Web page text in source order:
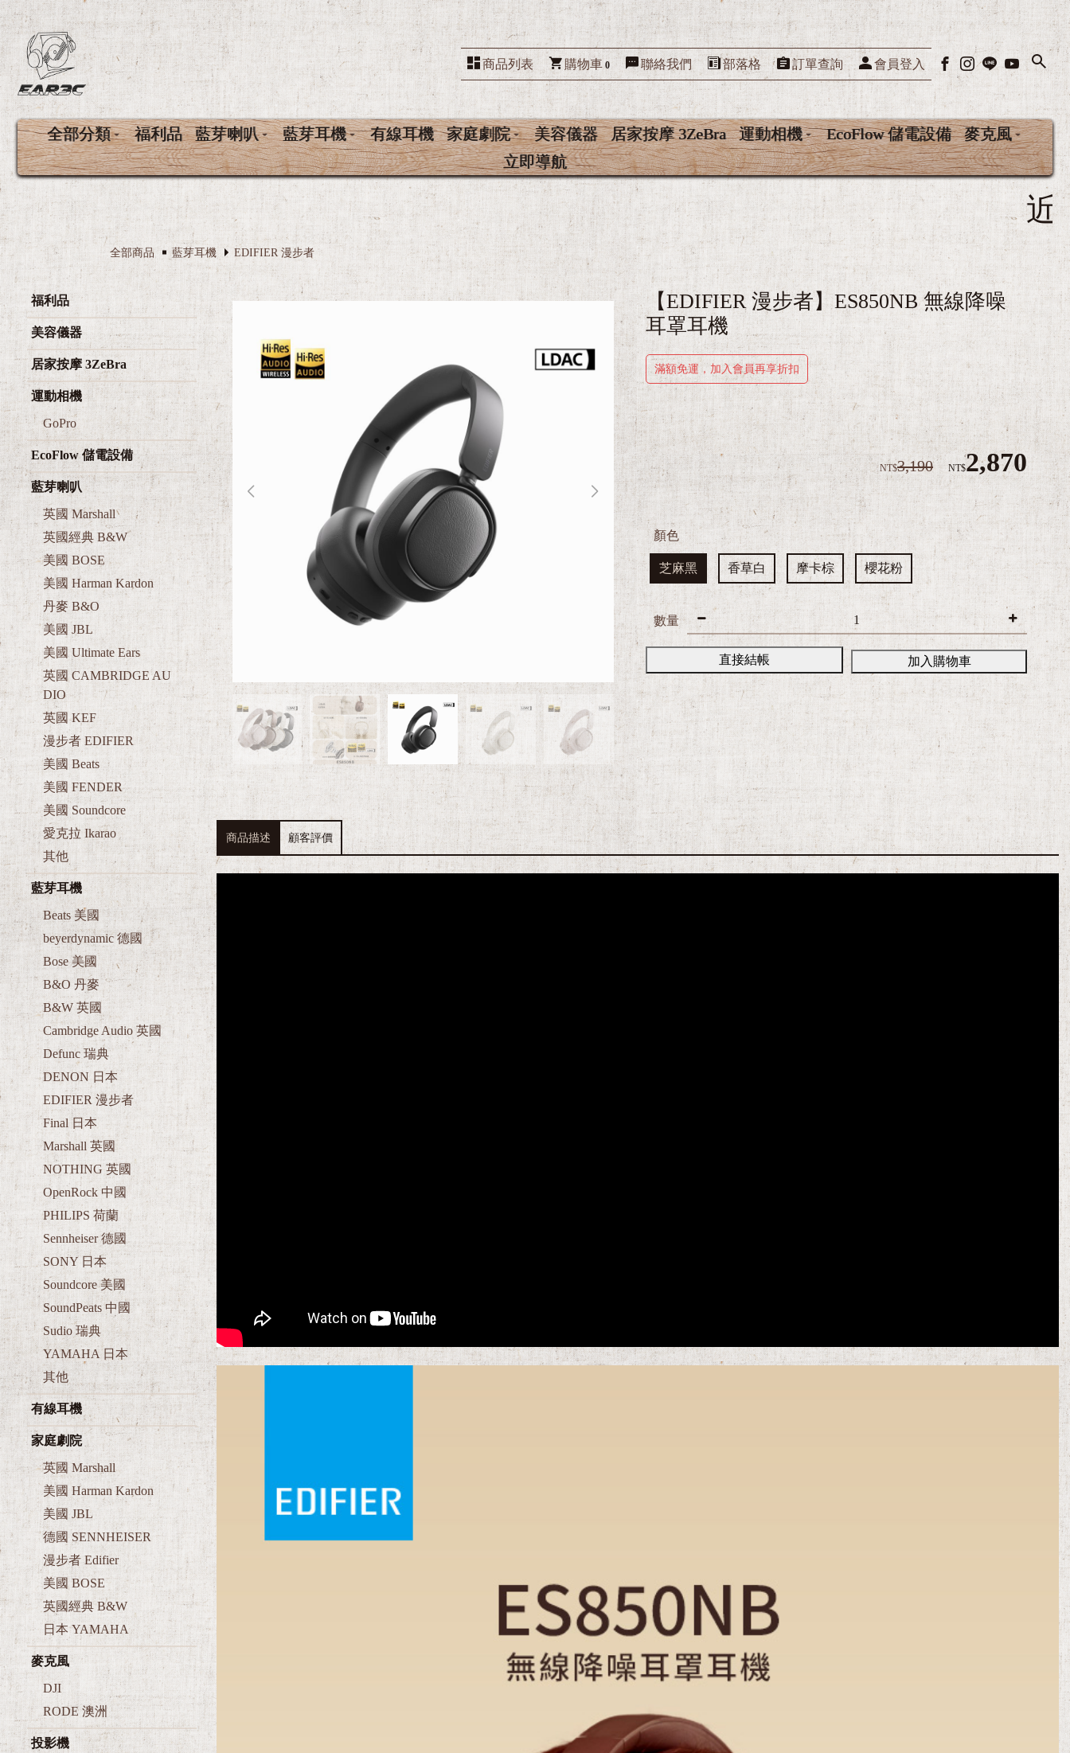
商品列表 購物車 0 聯絡我們 部落格 訂單查詢 會員登入
全部分類 福利品 藍芽喇叭 藍芽耳機 有線耳機 家庭劇院 美容儀器 居家按摩 3ZeBra 運動相機 EcoFlow 儲電設備
麥克風
立即導航
近百種藍芽耳
全部商品 藍芽耳機 EDIFIER 漫步者
福利品
美容儀器
居家按摩 3ZeBra
運動相機
GoPro
EcoFlow 儲電設備
藍芽喇叭
英國 Marshall
英國經典 B&W
美國 BOSE
美國 Harman Kardon
丹麥 B&O
美國 JBL
美國 Ultimate Ears
英國 CAMBRIDGE AU
DIO
英國 KEF
漫步者 EDIFIER
美國 Beats
美國 FENDER
美國 Soundcore
愛克拉 Ikarao
其他
藍芽耳機
Beats 美國
beyerdynamic 德國
Bose 美國
B&O 丹麥
B&W 英國
Cambridge Audio 英國
Defunc 瑞典
DENON 日本
EDIFIER 漫步者
Final 日本
Marshall 英國
NOTHING 英國
OpenRock 中國
PHILIPS 荷蘭
Sennheiser 德國
SONY 日本
Soundcore 美國
SoundPeats 中國
Sudio 瑞典
YAMAHA 日本
其他
有線耳機
家庭劇院
英國 Marshall
美國 Harman Kardon
美國 JBL
德國 SENNHEISER
漫步者 Edifier
美國 BOSE
英國經典 B&W
日本 YAMAHA
麥克風
DJI
RODE 澳洲
投影機
【EDIFIER 漫步者】ES850NB 無線降噪
耳罩耳機
滿額免運，加入會員再享折扣
NT$3,190 NT$2,870
顏色
芝麻黑 香草白 摩卡棕 櫻花粉
數量
直接結帳 加入購物車
商品描述 顧客評價